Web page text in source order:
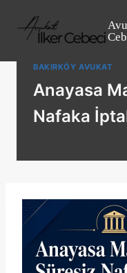
content
BAKIRKÖY AVUKAT
Anayasa
Nafaka